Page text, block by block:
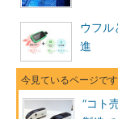
ウフル
進
“コト